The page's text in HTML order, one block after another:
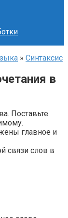
» Синтаксис
в
Поставьте
главное и
связи слов в